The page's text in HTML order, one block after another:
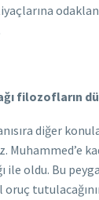
filozofların
diğer
Muhammed’e
ile oldu. Bu
oruç